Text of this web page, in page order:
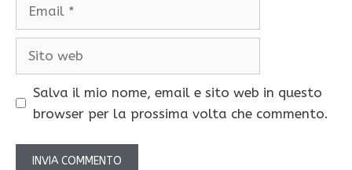
Salva il mio nome, email e sito web in questo
browser per la prossima volta che commento.